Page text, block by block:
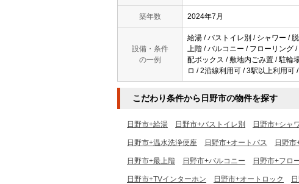
築年数 2024年7月
設備・条件
の一例
給湯 / バストイレ別 / シャワー /
上階 / バルコニー / フローリング
配ボックス / 敷地内ごみ置 / 駐輪
ロ / 2沿線利用可 / 3駅以上利用可
こだわり条件から日野市の物件を探す
日野市+給湯 日野市+バストイレ別 日野市+シャ
日野市+温水洗浄便座 日野市+オートバス 日野市
日野市+最上階 日野市+バルコニー 日野市+フロ
日野市+TVインターホン 日野市+オートロック